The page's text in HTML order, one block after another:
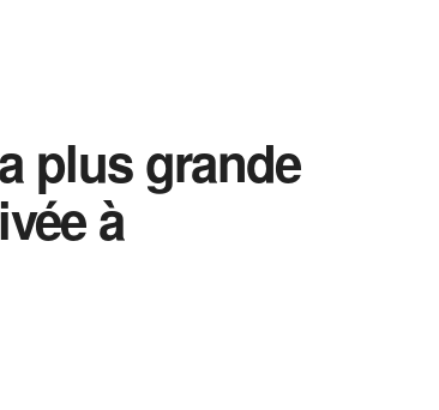
plus grande
à